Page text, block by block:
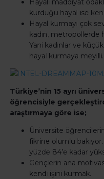
Hayali maddiyat
kurduğu hayal ise
Hayal kurmayı çok
kadın, metropollerde
Yani kadınlar ve
hayal kurmaya meyilli.
Türkiye’nin 15 ayrı
öğrencisiyle
araştırmaya göre ise;
Üniversite
fikrine olumlu
yüzde 84’e kadar
Gençlerin ana
kendi işini kurmak.